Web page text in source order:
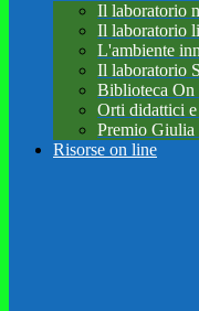
Il laboratorio
Il laboratorio
L'ambiente
Il laboratorio
Biblioteca On
Orti didattici
Premio Giulia
Risorse on line